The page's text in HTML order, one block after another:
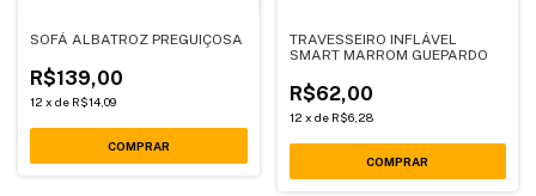
SOFÁ ALBATROZ PREGUIÇOSA
R$139,00
12 x de R$14,09
TRAVESSEIRO INFLÁVEL
SMART MARROM GUEPARDO
R$62,00
12 x de R$6,28